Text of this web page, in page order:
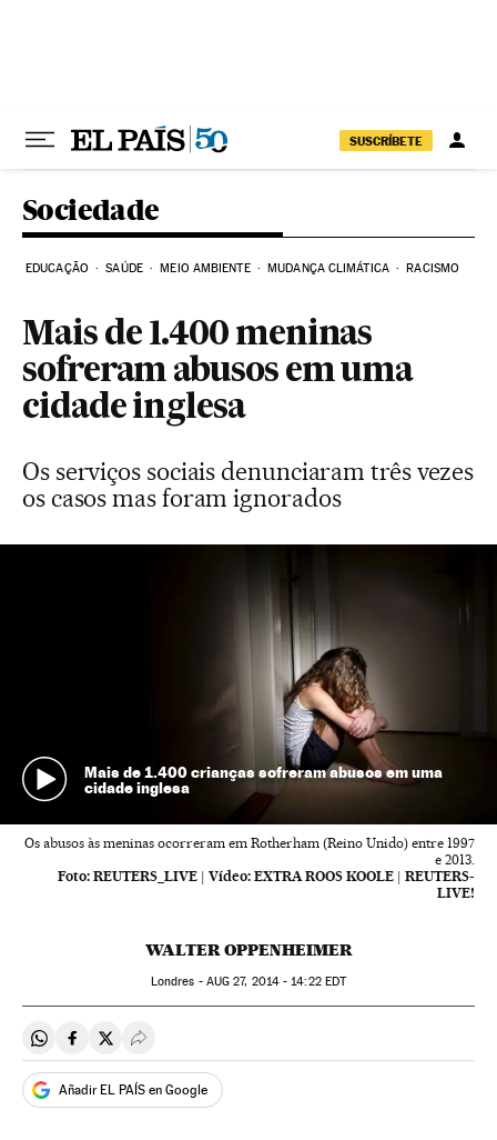
SUSCRÍBETE
Sociedade
EDUCAÇÃO SAÚDE MEIO AMBIENTE MUDANÇA CLIMÁTICA RACISMO
Mais de 1.400 meninas
sofreram abusos em uma
cidade inglesa
Os serviços sociais denunciaram três vezes
os casos mas foram ignorados
Mais de 1.400 crianças sofreram abusos em uma
cidade inglesa
Os abusos às meninas ocorreram em Rotherham (Reino Unido) entre 1997
e 2013.
Foto: REUTERS_LIVE | Vídeo: EXTRA ROOS KOOLE | REUTERS-
LIVE!
WALTER OPPENHEIMER
Londres - AUG 27, 2014 - 14:22EDT
Compartir en Whatsapp
Compartir en Facebook
Compartir en Twitter
Desplegar Redes Sociales
Añadir EL PAÍS en Google